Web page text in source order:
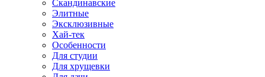
Скандинавские
Элитные
Эксклюзивные
Хай-тек
Особенности
Для студии
Для хрущевки